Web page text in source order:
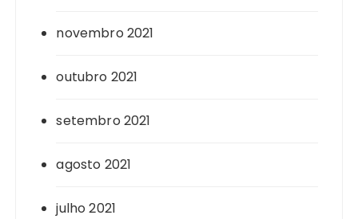
novembro 2021
outubro 2021
setembro 2021
agosto 2021
julho 2021